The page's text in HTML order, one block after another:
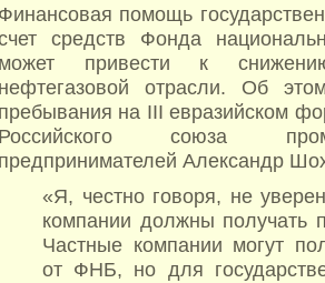
Финансовая помощь
средств Фонда
может привести к
нефтегазовой отрасли. Об
пребывания на III евразийском
Российского союза
предпринимателей Александр
«Я, честно говоря, не
компании должны
Частные компании могут
от ФНБ, но для